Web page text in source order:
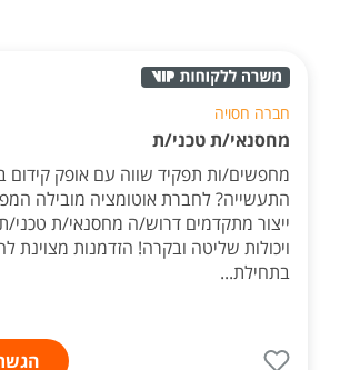
חברה חסויה
מחסנאי/ת טכני/ת
מחפשים/ות תפקיד שווה עם אופק קידום
התעשייה? לחברת אוטומציה מובילה
ייצור מתקדמים דרוש/ה מחסנאי/ת
ויכולות שליטה ובקרה! הזדמנות מצוינת
בתחילת...